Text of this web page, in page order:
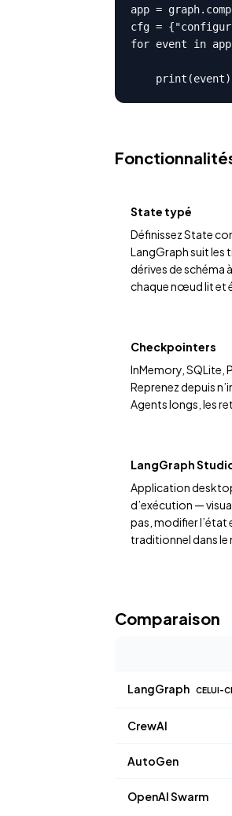
app =
cfg =
for event in
    print(event)
State typé
Définissez State
LangGraph suit
dérives de schéma
chaque nœud lit et
Checkpointers
InMemory, SQLite,
Reprenez depuis
Agents longs, les
LangGraph
Application
d’exécution —
pas, modifier l’état
traditionnel dans le
Comparaison
LangGraph CELUI-CI
CrewAI
AutoGen
OpenAI Swarm